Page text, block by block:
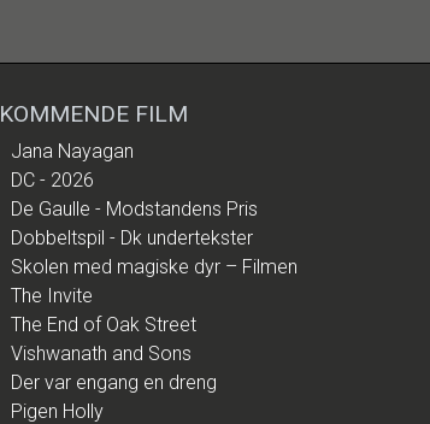
KOMMENDE FILM
Jana Nayagan
DC - 2026
De Gaulle - Modstandens Pris
Dobbeltspil - Dk undertekster
Skolen med magiske dyr – Filmen
The Invite
The End of Oak Street
Vishwanath and Sons
Der var engang en dreng
Pigen Holly